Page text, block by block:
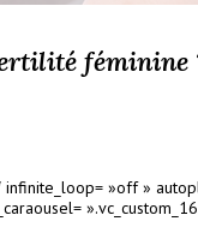
féminine
infinite_loop= »off »